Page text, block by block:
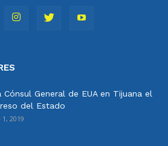
Cónsul General de EUA en Tijuana el
del Estado
2019